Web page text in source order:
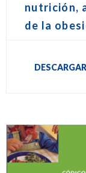
nutrición,
de la